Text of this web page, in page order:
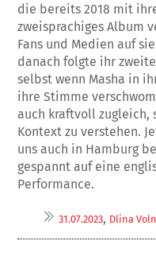
die bereits 2018 mit
zweisprachiges Album
Fans und Medien auf
danach folgte ihr
selbst wenn Masha in
ihre Stimme
auch kraftvoll zugleich,
Kontext zu verstehen.
uns auch in Hamburg
gespannt auf eine
Performance.
31.07.2023, Dlina